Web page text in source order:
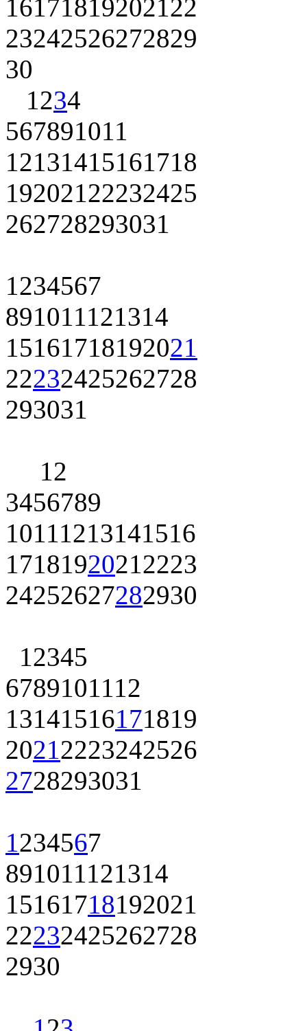
16171819202122
23242526272829
30
1234
567891011
12131415161718
19202122232425
262728293031
1234567
891011121314
15161718192021
22232425262728
293031
12
3456789
10111213141516
17181920212223
24252627282930
12345
6789101112
13141516171819
20212223242526
2728293031
1234567
891011121314
15161718192021
22232425262728
2930